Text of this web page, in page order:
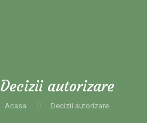
Decizii autorizare
Acasa Decizii autorizare